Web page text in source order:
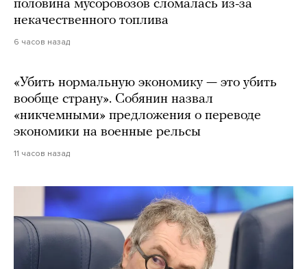
половина мусоровозов сломалась из-за
некачественного топлива
6 часов назад
«Убить нормальную экономику — это убить
вообще страну». Собянин назвал
«никчемными» предложения о переводе
экономики на военные рельсы
11 часов назад